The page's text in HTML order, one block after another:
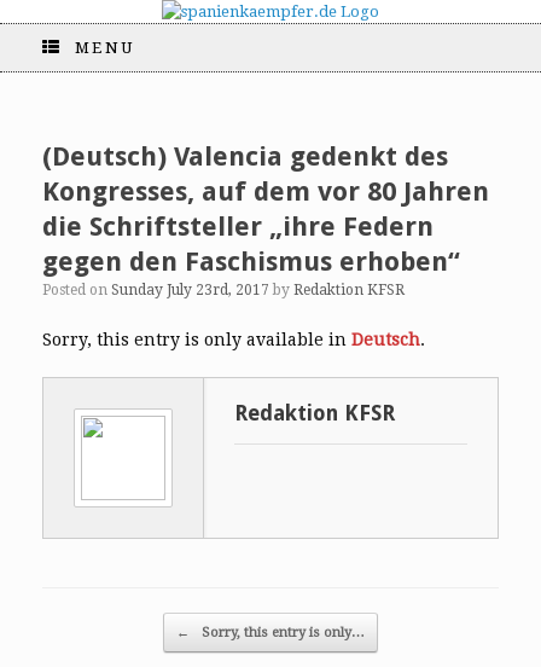
MENU
(Deutsch) Valencia gedenkt des
Kongresses, auf dem vor 80 Jahren
die Schriftsteller „ihre Federn
gegen den Faschismus erhoben“
Posted on Sunday July 23rd, 2017 by Redaktion KFSR
Sorry, this entry is only available in Deutsch.
Redaktion KFSR
← Sorry, this entry is only…